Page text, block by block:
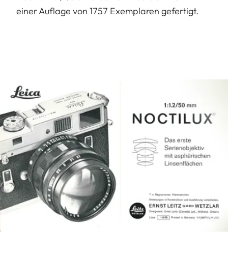
einer Auflage von 1757 Exemplaren gefertigt.